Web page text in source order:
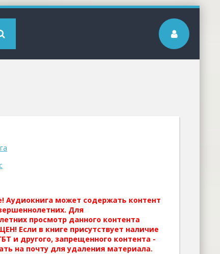
Аудиокнига может содержать контент
Для
просмотр данного контента
Если в книге присутствует наличие
и другого, запрещенного контента -
на почту для удаления материала.